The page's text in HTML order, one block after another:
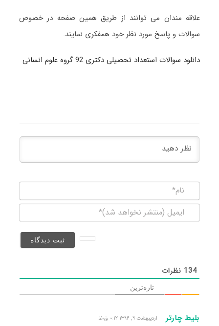
علاقه مندان می توانند از طریق همین صفحه در خصوص
سوالات و پاسخ مورد نظر خود همفکری نمایند.
دانلود سوالات استعداد تحصیلی دکتری 92 گروه علوم انسانی
(منتشر
134 نظرات
تازه‌ترین
بلیط چارتر اردیبهشت ۹, ۱۳۹۶ ۰:۱۲ ق٫ظ